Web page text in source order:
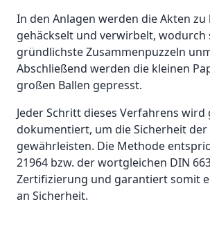
In den Anlagen werden die Akten zu
gehäckselt und verwirbelt, wodurch
gründlichste Zusammenpuzzeln
Abschließend werden die kleinen
großen Ballen gepresst.
Jeder Schritt dieses Verfahrens wird
dokumentiert, um die Sicherheit der
gewährleisten. Die Methode
21964 bzw. der wortgleichen DIN
Zertifizierung und garantiert somit
an Sicherheit.